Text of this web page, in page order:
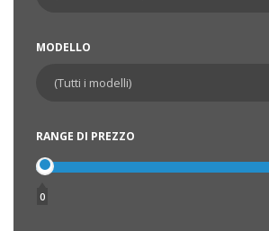
MODELLO
RANGE DI PREZZO
0